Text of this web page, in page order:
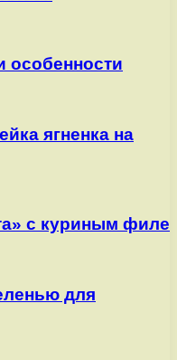
особенности
ягненка на
с куриным филе
для